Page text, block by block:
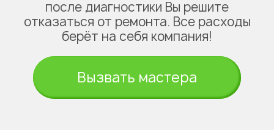
после диагностики Вы решите
отказаться от ремонта. Все расходы
берёт на себя компания!
Вызвать мастера